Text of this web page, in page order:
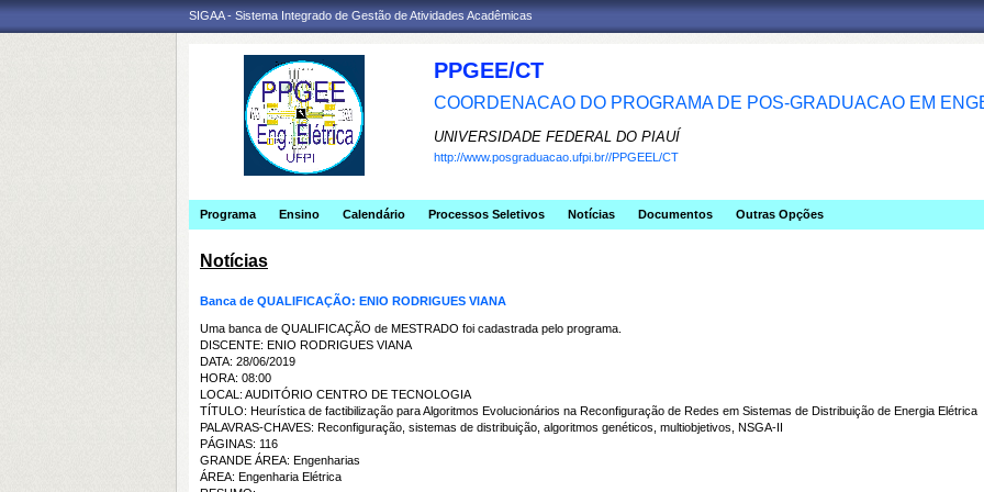
SIGAA - Sistema Integrado de Gestão de Atividades Acadêmicas
PPGEE/CT
COORDENACAO DO PROGRAMA DE POS-GRADUACAO EM
UNIVERSIDADE FEDERAL DO PIAUÍ
http://www.posgraduacao.ufpi.br//PPGEEL/CT
Programa Ensino Calendário Processos Seletivos Notícias Documentos Outras Opções
Notícias
Banca de QUALIFICAÇÃO: ENIO RODRIGUES VIANA
Uma banca de QUALIFICAÇÃO de MESTRADO foi cadastrada pelo programa.
DISCENTE: ENIO RODRIGUES VIANA
DATA: 28/06/2019
HORA: 08:00
LOCAL: AUDITÓRIO CENTRO DE TECNOLOGIA
TÍTULO: Heurística de factibilização para Algoritmos Evolucionários na Reconfiguração de Redes em Sistemas de Distribuição de Energia Elétrica
PALAVRAS-CHAVES: Reconfiguração, sistemas de distribuição, algoritmos genéticos, multiobjetivos, NSGA-II
PÁGINAS: 116
GRANDE ÁREA: Engenharias
ÁREA: Engenharia Elétrica